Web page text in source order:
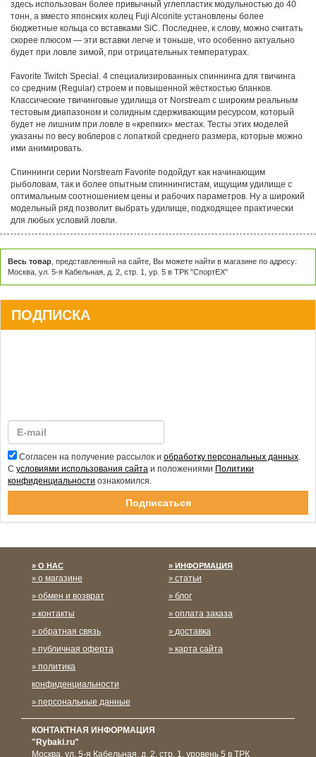
здесь использован более привычный углепластик модульностью до 40
тонн, а вместо японских колец Fuji Alconite установлены более
бюджетные кольца со вставками SiC. Последнее, к слову, можно считать
скорее плюсом — эти вставки легче и тоньше, что особенно актуально
будет при ловле зимой, при отрицательных температурах.
Favorite Twitch Special. 4 специализированных спиннинга для твичинга
со средним (Regular) строем и повышенной жёсткостью бланков.
Классические твичинговые удилища от Norstream с широким реальным
тестовым диапазоном и солидным сдерживающим ресурсом, который
будет не лишним при ловле в «крепких» местах. Тесты этих моделей
указаны по весу воблеров с лопаткой среднего размера, которые можно
ими анимировать.
Спиннинги серии Norstream Favorite подойдут как начинающим
рыболовам, так и более опытным спиннингистам, ищущим удилище с
оптимальным соотношением цены и рабочих параметров. Ну а широкий
модельный ряд позволит выбрать удилище, подходящее практически
для любых условий ловли.
Весь товар , представленный на сайте, Вы можете найти в магазине по адресу:
Москва, ул. 5-я Кабельная, д. 2, стр. 1, ур. 5 в ТРК "СпортЕХ"
ПОДПИСКА
Согласен на получение рассылок и обработку персональных данных.
С условиями использования сайта и положениями Политики
конфиденциальности ознакомился.
О НАС
о магазине
обмен и возврат
контакты
обратная связь
публичная оферта
политика
конфиденциальности
персональные данные
ИНФОРМАЦИЯ
статьи
блог
оплата заказа
доставка
карта сайта
КОНТАКТНАЯ ИНФОРМАЦИЯ
"Rybaki.ru"
Москва, ул. 5-я Кабельная, д. 2, стр. 1, уровень 5 в ТРК